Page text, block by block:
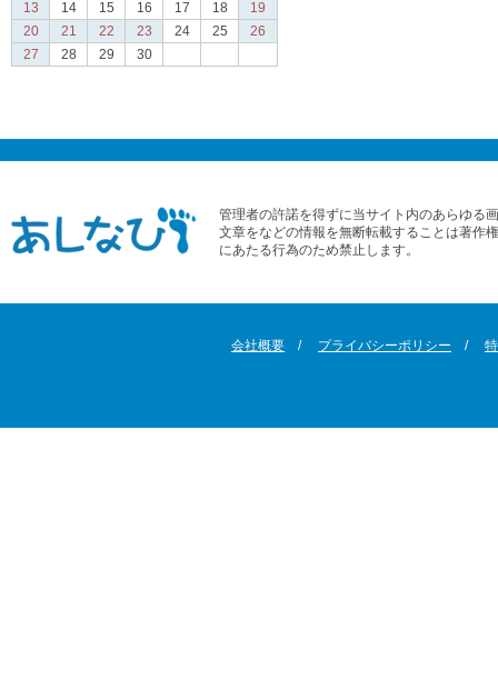
13
14 15 16 17 18
19
20
21 22 23 24 25
26
27
28 29 30
管理者の許諾を得ずに当サイト内のあらゆる
文章をなどの情報を無断転載することは著作
にあたる行為のため禁止します。
会社概要 プライバシーポリシー